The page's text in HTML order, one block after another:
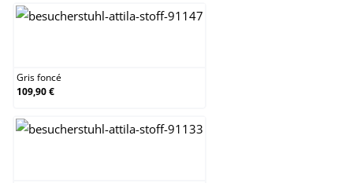
Gris foncé
109,90 €